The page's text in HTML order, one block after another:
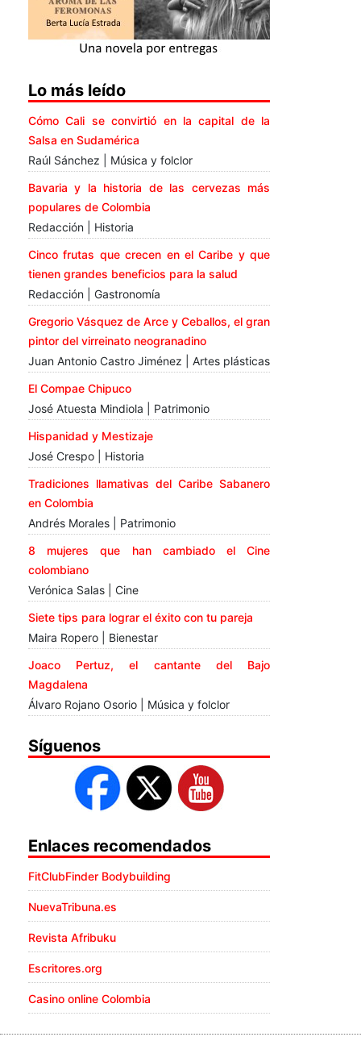
Lo más leído
Cómo Cali se convirtió en la capital de la
Salsa en Sudamérica
Raúl Sánchez | Música y folclor
Bavaria y la historia de las cervezas más
populares de Colombia
Redacción | Historia
Cinco frutas que crecen en el Caribe y que
tienen grandes beneficios para la salud
Redacción | Gastronomía
Gregorio Vásquez de Arce y Ceballos, el gran
pintor del virreinato neogranadino
Juan Antonio Castro Jiménez | Artes plásticas
El Compae Chipuco
José Atuesta Mindiola | Patrimonio
Hispanidad y Mestizaje
José Crespo | Historia
Tradiciones llamativas del Caribe Sabanero
en Colombia
Andrés Morales | Patrimonio
8 mujeres que han cambiado el Cine
colombiano
Verónica Salas | Cine
Siete tips para lograr el éxito con tu pareja
Maira Ropero | Bienestar
Joaco Pertuz, el cantante del Bajo
Magdalena
Álvaro Rojano Osorio | Música y folclor
Síguenos
Enlaces recomendados
FitClubFinder Bodybuilding
NuevaTribuna.es
Revista Afribuku
Escritores.org
Casino online Colombia